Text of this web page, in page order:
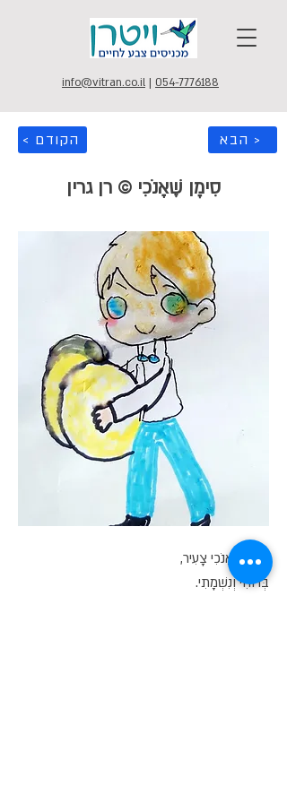
info@vitran.co.il | 054-7776188
< הקודם הבא >
סִימָן שֶׁאָנֹכִי © רן גרין
סִימָן שֶׁאָנֹכִי צָעִיר,
בְּרוּחִי וְנִשְׁמָתִי.